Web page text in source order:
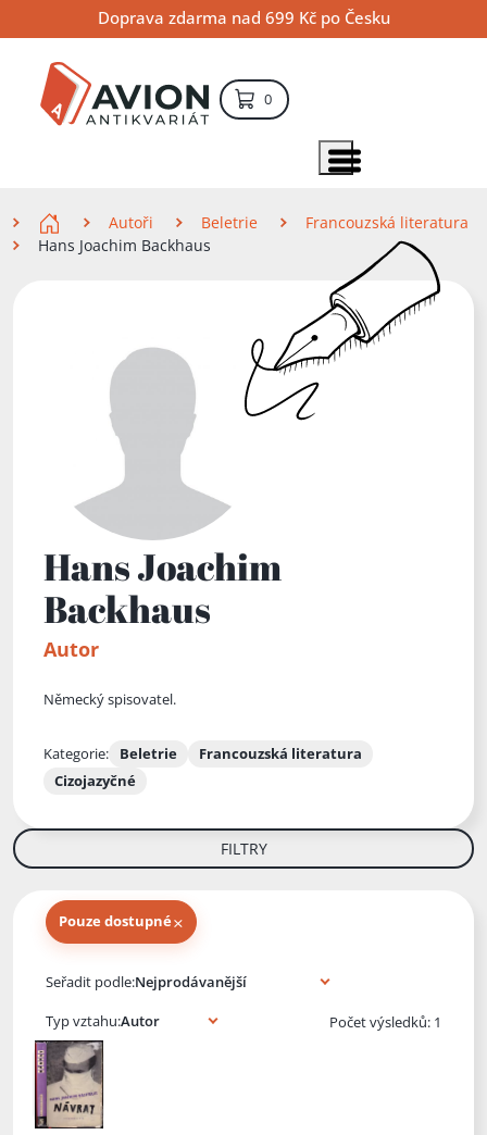
na
obsah
na
navigaci
na
vyhledávání
Doprava zdarma nad 699 Kč po Česku
0položek – košík
Zobrazit položky menu
Autoři Beletrie
Francouzská literatura
Hans Joachim Backhaus
Hans Joachim
Backhaus
Autor
Německý spisovatel.
Kategorie: Beletrie
Francouzská literatura
Cizojazyčné
FILTRY
Pouze dostupné×
Seřadit podle:
Typ vztahu:
Počet výsledků: 1